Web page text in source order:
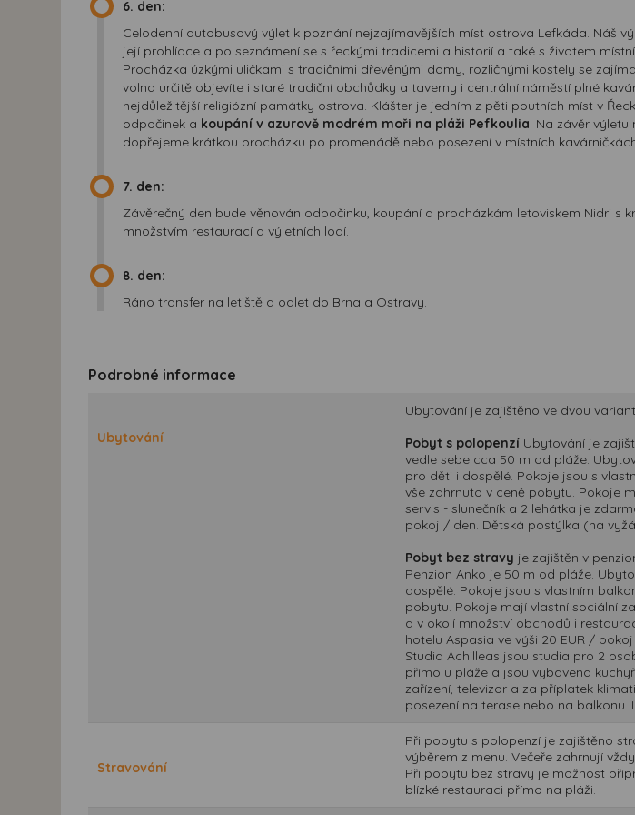
6. den:
Celodenní autobusový výlet k poznání nejzajímavějších míst ostrova Lefkáda. Náš
její prohlídce a po seznámení se s řeckými tradicemi a historií a také s životem
Procházka úzkými uličkami s tradičními dřevěnými domy, rozličnými kostely se
volna určitě objevíte i staré tradiční obchůdky a taverny i centrální náměstí plné
nejdůležitější religiózní památky ostrova. Klášter je jedním z pěti poutních míst v
odpočinek a koupání v azurově modrém moři na pláži Pefkoulia. Na závěr
dopřejeme krátkou procházku po promenádě nebo posezení v místních
7. den:
Závěrečný den bude věnován odpočinku, koupání a procházkám letoviskem Nidri s
množstvím restaurací a výletních lodí.
8. den:
Ráno transfer na letiště a odlet do Brna a Ostravy.
Podrobné informace
Ubytování
Ubytování je zajištěno ve dvou
Pobyt s polopenzí Ubytování je
vedle sebe cca 50 m od pláže.
pro děti i dospělé. Pokoje jsou s
vše zahrnuto v ceně pobytu. Pokoje
servis - slunečník a 2 lehátka je
pokoj / den. Dětská postýlka (na
Pobyt bez stravy je zajištěn v
Penzion Anko je 50 m od pláže.
dospělé. Pokoje jsou s vlastním
pobytu. Pokoje mají vlastní sociální
a v okolí množství obchodů i
hotelu Aspasia ve výši 20 EUR /
Studia Achilleas jsou studia pro 2
přímo u pláže a jsou vybavena
zařízení, televizor a za příplatek
posezení na terase nebo na
Stravování
Při pobytu s polopenzí je zajištěno
výběrem z menu. Večeře zahrnují
Při pobytu bez stravy je možnost
blízké restauraci přímo na pláži.